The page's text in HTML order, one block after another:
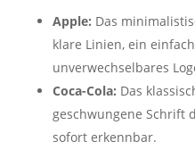
Apple: Das
klare Linien, ein
unverwechselbares
Coca-Cola: Das
geschwungene Schrift
sofort erkennbar.